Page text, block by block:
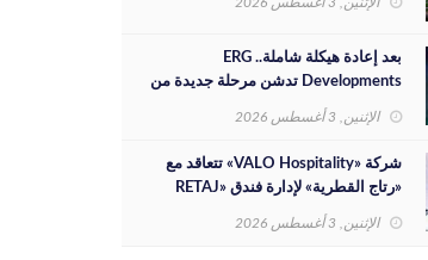
بعد إعادة هيكلة شاملة.. ERG
Developments تدشن مرحلة جديدة من
النمو بدعم مالي بقيمة 700 مليون جنيه
الإثنين, 3 أغسطس 2026
شركة «VALO Hospitality» تتعاقد مع
«رتاج القطرية» لإدارة فندق «RETAJ
الإثنين, 3 أغسطس 2026